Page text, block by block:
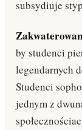
subsydiuje
by studenci
legendarnych
Studenci
jednym z